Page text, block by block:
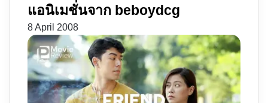
แอนิเมชั่นจาก beboydcg
8 April 2008